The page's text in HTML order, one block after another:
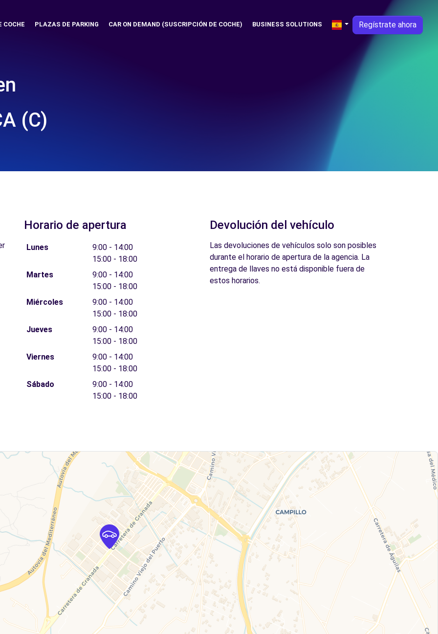
COCHE PLAZAS DE PARKING CAR ON DEMAND (SUSCRIPCIÓN DE COCHE) BUSINESS SOLUTIONS Regístrate ahora
(C)
Horario de apertura
Lunes
9:00 - 14:00
15:00 - 18:00
Martes
9:00 - 14:00
15:00 - 18:00
Miércoles
9:00 - 14:00
15:00 - 18:00
Jueves
9:00 - 14:00
15:00 - 18:00
Viernes
9:00 - 14:00
15:00 - 18:00
Sábado
9:00 - 14:00
15:00 - 18:00
Devolución del vehículo
Las devoluciones de vehículos solo son posibles
durante el horario de apertura de la agencia. La
entrega de llaves no está disponible fuera de
estos horarios.